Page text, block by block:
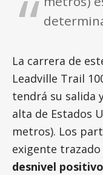
La carrera de
Leadville Trail
tendrá su salida
alta de Estados
metros). Los
exigente trazado
desnivel positivo